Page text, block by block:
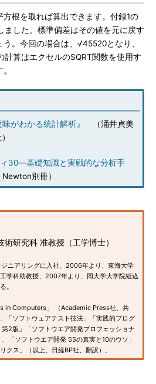
根を取れば算出できます。付録1の
ました。標準偏差はその値を元に戻す
。今回の場合は、√45520となり、
計算はエクセルのSQRT関数を使用す
がわかる統計解析』
（涌井貞美
30―基礎知識と実戦的な分析手
別冊）
研究科 准教授（工学博士）
ニアリングに入社、2006年より、東海大学
学科助教授、2007年より、同大学大学院組込
。
in Computers」 （Academic Press社、共
「ソフトウェアテスト技法」「実践的プログ
2版」「ソフトウエア開発プロフェッショナ
「ソフトウエア開発 55の真実と10のウソ」
クス」（以上、日経BP社、翻訳）。